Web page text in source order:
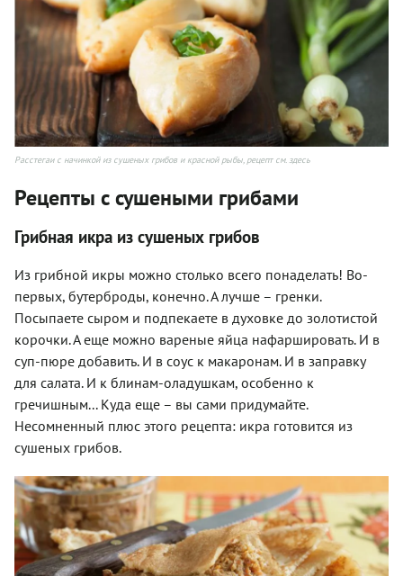
Расстегаи с начинкой из сушеных грибов и красной рыбы, рецепт см. здесь
Рецепты с сушеными грибами
Грибная икра из сушеных грибов
Из грибной икры можно столько всего понаделать! Во-
первых, бутерброды, конечно. А лучше – гренки.
Посыпаете сыром и подпекаете в духовке до золотистой
корочки. А еще можно вареные яйца нафаршировать. И в
суп-пюре добавить. И в соус к макаронам. И в заправку
для салата. И к блинам-оладушкам, особенно к
гречишным... Куда еще – вы сами придумайте.
Несомненный плюс этого рецепта: икра готовится из
сушеных грибов.